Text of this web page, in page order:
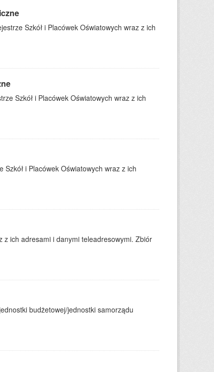
Szkół i Placówek Oświatowych wraz z ich
Szkół i Placówek Oświatowych wraz z ich
i Placówek Oświatowych wraz z ich
z ich adresami i danymi teleadresowymi. Zbiór
budżetowej/jednostki samorządu